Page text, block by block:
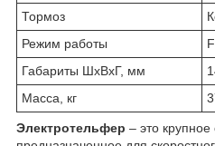
Тормоз
Режим работы
Габариты ШхВхГ, мм
Масса, кг
Электротельфер – это крупное